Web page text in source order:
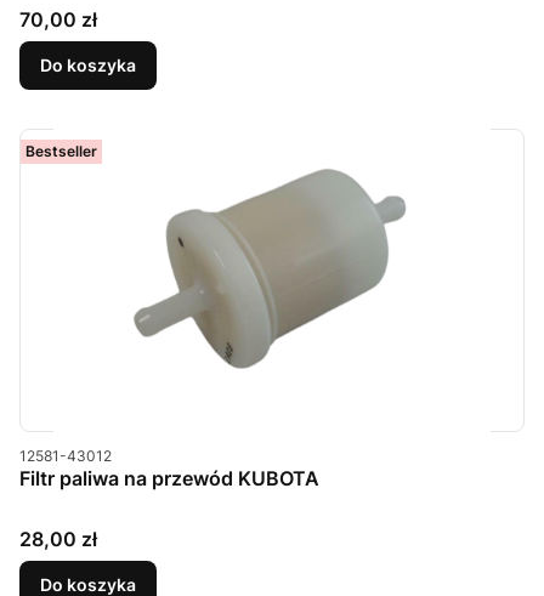
Cena
70,00 zł
Do koszyka
Bestseller
Kod produktu
12581-43012
Filtr paliwa na przewód KUBOTA
Cena
28,00 zł
Do koszyka